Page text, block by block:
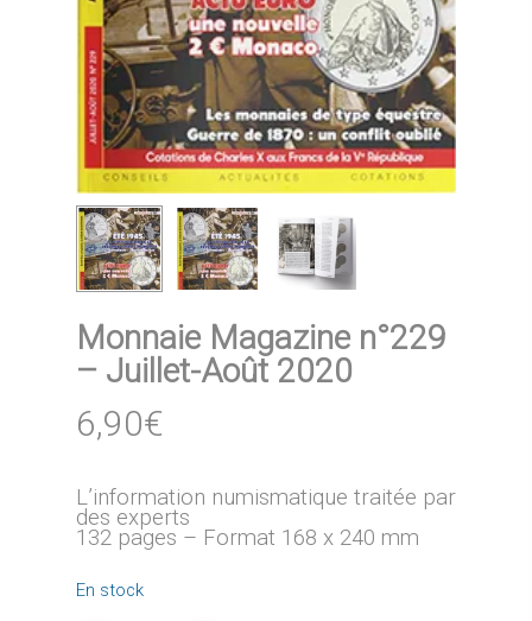
Monnaie Magazine n°229
– Juillet-Août 2020
6,90€
L’information numismatique traitée par
des experts
132 pages – Format 168 x 240 mm
En stock